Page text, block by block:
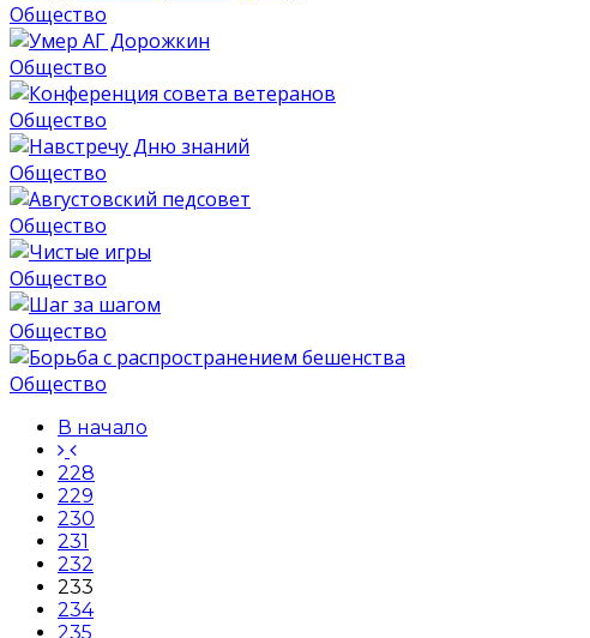
Общество
Общество
Общество
Общество
Общество
Общество
Общество
Общество
В начало
228
229
230
231
232
233
234
235